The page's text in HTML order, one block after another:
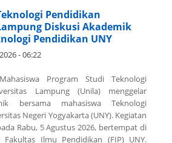
Pendidikan
Diskusi Akademik
Pendidikan UNY
- 06:22
Program Studi Teknologi
Lampung (Unila) menggelar
bersama mahasiswa Teknologi
Negeri Yogyakarta (UNY). Kegiatan
Rabu, 5 Agustus 2026, bertempat di
Fakultas Ilmu Pendidikan (FIP) UNY.